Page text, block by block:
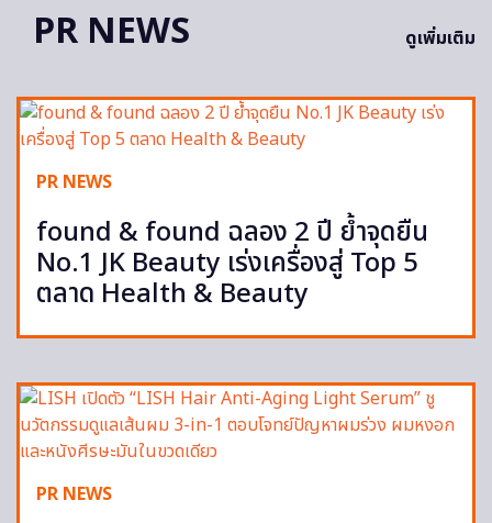
PR NEWS ดูเพิ่มเติม
PR NEWS
found & found ฉลอง 2 ปี ย้ำจุดยืน
No.1 JK Beauty เร่งเครื่องสู่ Top 5
ตลาด Health & Beauty
PR NEWS